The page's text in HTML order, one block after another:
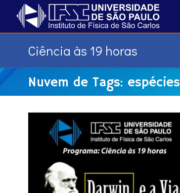
Ciência às 19 horas
Nuvem de Tags: espécies